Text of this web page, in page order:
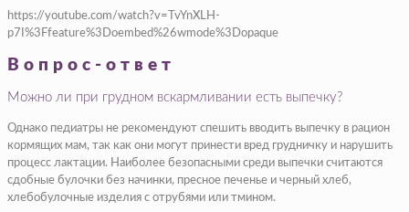
https://youtube.com/watch?v=TvYnXLH-
p7I%3Ffeature%3Doembed%26wmode%3Dopaque
Вопрос-ответ
Можно ли при грудном вскармливании есть выпечку?
Однако педиатры не рекомендуют спешить вводить выпечку в рацион
кормящих мам, так как они могут принести вред грудничку и нарушить
процесс лактации. Наиболее безопасными среди выпечки считаются
сдобные булочки без начинки, пресное печенье и черный хлеб,
хлебобулочные изделия с отрубями или тмином.